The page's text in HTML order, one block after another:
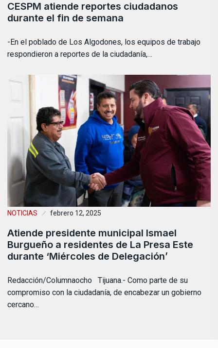
CESPM atiende reportes ciudadanos
durante el fin de semana
-En el poblado de Los Algodones, los equipos de trabajo
respondieron a reportes de la ciudadanía,…
NOTICIAS febrero 12, 2025
Atiende presidente municipal Ismael
Burgueño a residentes de La Presa Este
durante ‘Miércoles de Delegación’
Redacción/Columnaocho Tijuana.- Como parte de su
compromiso con la ciudadanía, de encabezar un gobierno
cercano…